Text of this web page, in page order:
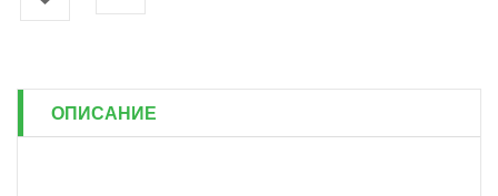
ОПИСАНИЕ